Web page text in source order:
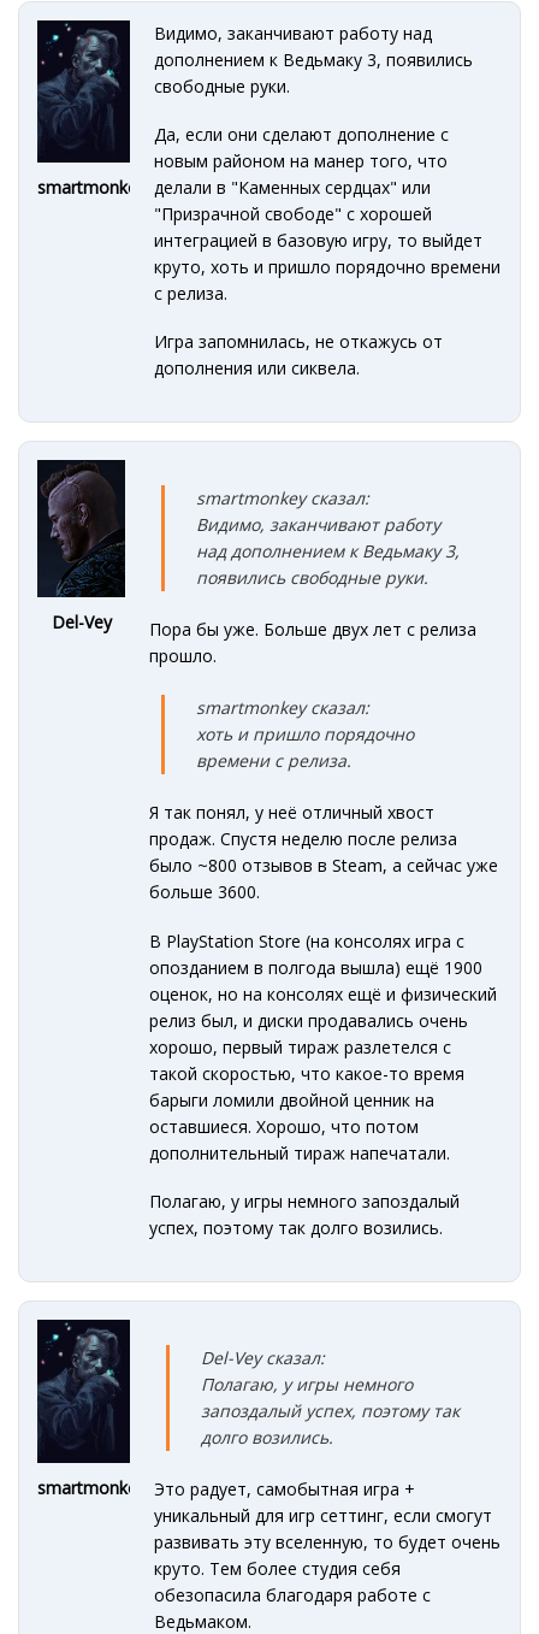
smartmonkey
Видимо, заканчивают работу над
дополнением к Ведьмаку 3, появились
свободные руки.
Да, если они сделают дополнение с
новым районом на манер того, что
делали в "Каменных сердцах" или
"Призрачной свободе" с хорошей
интеграцией в базовую игру, то выйдет
круто, хоть и пришло порядочно времени
с релиза.
Игра запомнилась, не откажусь от
дополнения или сиквела.
Del-Vey
smartmonkey сказал:
Видимо, заканчивают работу
над дополнением к Ведьмаку 3,
появились свободные руки.
Пора бы уже. Больше двух лет с релиза
прошло.
smartmonkey сказал:
хоть и пришло порядочно
времени с релиза.
Я так понял, у неё отличный хвост
продаж. Спустя неделю после релиза
было ~800 отзывов в Steam, а сейчас уже
больше 3600.
В PlayStation Store (на консолях игра с
опозданием в полгода вышла) ещё 1900
оценок, но на консолях ещё и физический
релиз был, и диски продавались очень
хорошо, первый тираж разлетелся с
такой скоростью, что какое-то время
барыги ломили двойной ценник на
оставшиеся. Хорошо, что потом
дополнительный тираж напечатали.
Полагаю, у игры немного запоздалый
успех, поэтому так долго возились.
smartmonkey
Del-Vey сказал:
Полагаю, у игры немного
запоздалый успех, поэтому так
долго возились.
Это радует, самобытная игра +
уникальный для игр сеттинг, если смогут
развивать эту вселенную, то будет очень
круто. Тем более студия себя
обезопасила благодаря работе с
Ведьмаком.